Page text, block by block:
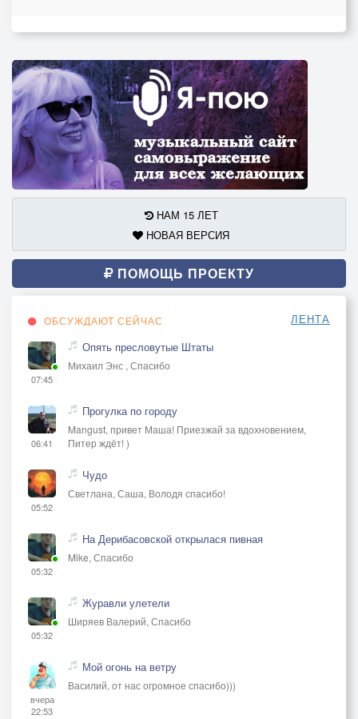
НАМ 15 ЛЕТ
НОВАЯ ВЕРСИЯ
ПОМОЩЬ ПРОЕКТУ
ОБСУЖДАЮТ СЕЙЧАС ЛЕНТА
07:45
Опять пресловутые Штаты
Михаил Энс , Спасибо
06:41
Прогулка по городу
Mangust, привет Маша! Приезжай за вдохновением,
Питер ждёт! )
05:52
Чудо
Светлана, Саша, Володя спасибо!
05:32
На Дерибасовской открылася пивная
Mike, Спасибо
05:32
Журавли улетели
Ширяев Валерий, Спасибо
вчера
22:53
Мой огонь на ветру
Василий, от нас огромное спасибо)))